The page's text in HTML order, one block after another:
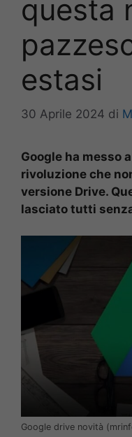
questa
estasi
30 Aprile 2024 di
Google ha messo
rivoluzione che
versione Drive.
lasciato tutti
Google drive novità